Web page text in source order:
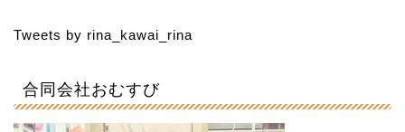
Tweets by rina_kawai_rina
合同会社おむすび